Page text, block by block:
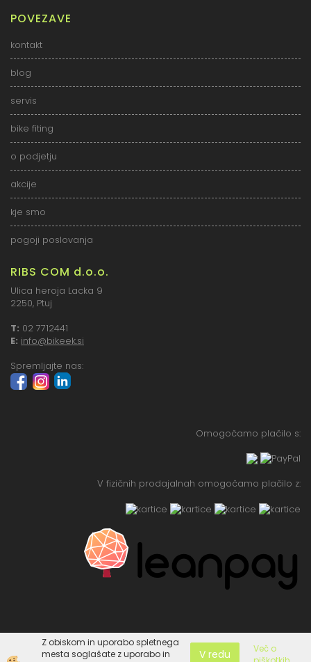
POVEZAVE
kontakt
blog
servis
bike fiting
o podjetju
akcije
kje smo
pogoji poslovanja
RIBS COM d.o.o.
Ulica heroja Lacka 9
2250, Ptuj
T: 02 7712441
E: info@bikeek.si
Spremljajte nas:
Omogočamo plačilo s:
V fizičnih prodajalnah omogočamo plačilo z:
Z obiskom in uporabo spletnega
mesta soglašate z uporabo in
V redu
Več o